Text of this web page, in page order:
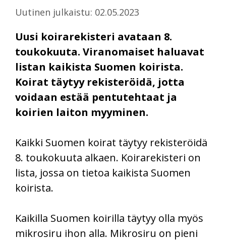
Uutinen julkaistu: 02.05.2023
Uusi koirarekisteri avataan 8.
toukokuuta. Viranomaiset haluavat
listan kaikista Suomen koirista.
Koirat täytyy rekisteröidä, jotta
voidaan estää pentutehtaat ja
koirien laiton myyminen.
Kaikki Suomen koirat täytyy rekisteröidä
8. toukokuuta alkaen. Koirarekisteri on
lista, jossa on tietoa kaikista Suomen
koirista.
Kaikilla Suomen koirilla täytyy olla myös
mikrosiru ihon alla. Mikrosiru on pieni